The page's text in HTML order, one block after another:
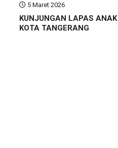
5 Maret 2026
KUNJUNGAN LAPAS ANAK
KOTA TANGERANG